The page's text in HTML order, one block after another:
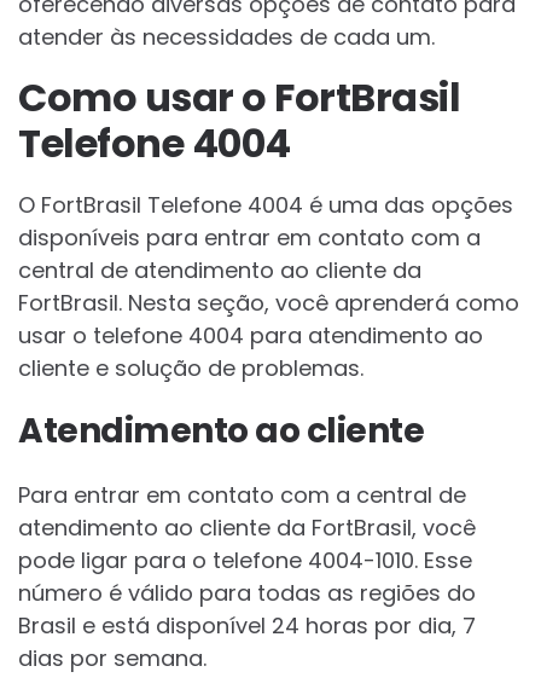
atender às necessidades de cada um.
Como usar o FortBrasil
Telefone 4004
O FortBrasil Telefone 4004 é uma das opções
disponíveis para entrar em contato com a
central de atendimento ao cliente da
FortBrasil. Nesta seção, você aprenderá como
usar o telefone 4004 para atendimento ao
cliente e solução de problemas.
Atendimento ao cliente
Para entrar em contato com a central de
atendimento ao cliente da FortBrasil, você
pode ligar para o telefone 4004-1010. Esse
número é válido para todas as regiões do
Brasil e está disponível 24 horas por dia, 7
dias por semana.